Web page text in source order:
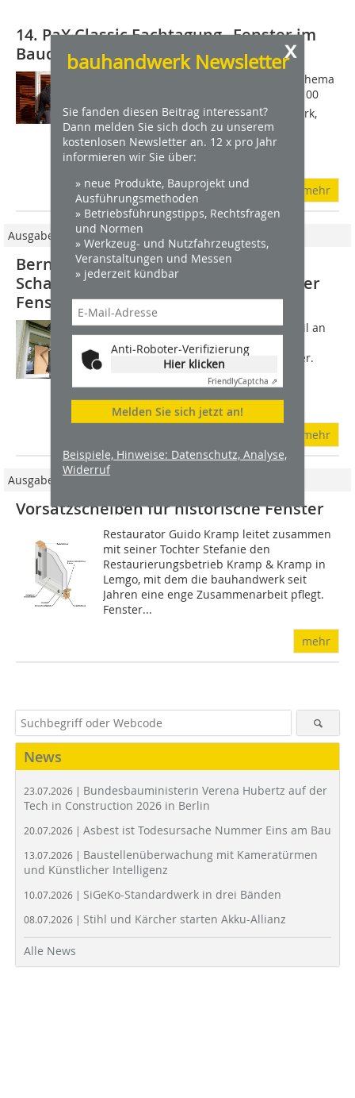
x
bauhandwerk Newsletter
Sie fanden diesen Beitrag interessant?
Dann melden Sie sich doch zu unserem
kostenlosen Newsletter an. 12 x pro Jahr
informieren wir Sie über:
» neue Produkte, Bauprojekt und
Ausführungsmethoden
» Betriebsführungstipps, Rechtsfragen
und Normen
» Werkzeug- und Nutzfahrzeugtests,
Veranstaltungen und Messen
» jederzeit kündbar
Anti-Roboter-Verifizierung
Hier klicken
FriendlyCaptcha ⇗
Melden Sie sich jetzt an!
Beispiele, Hinweise: Datenschutz, Analyse,
Widerruf
14. PaX Classic Fachtagung „Fenster im
Baudenkmal“ zeigt Einbruchsversuch
Zur 14. PaX-Classic-Fachtagung zum Thema
Fenster im Baudenkmal kamen über 100
Fachleute aus den Bereichen Handwerk,
Denkmalpflege und Architektur nach
Weimar. Sie informierten sich im
November...
mehr
Ausgabe 12/2023
Berner Fachhochschule untersucht
Schallschutz und Dichtheit historischer
Fenster
Kaum ein Bau- und Ausstattungsdetail an
Gebäuden muss komplexere
Anforderungen erfüllen als ein Fenster.
Diese entwickeln sich zudem derart
dynamisch, dass Fenster bereits nach
kurzer Zeit nicht...
mehr
Ausgabe 05/2021
Vorsatzscheiben für historische Fenster
Restaurator Guido Kramp leitet zusammen
mit seiner Tochter Stefanie den
Restaurierungsbetrieb Kramp & Kramp in
Lemgo, mit dem die bauhandwerk seit
Jahren eine enge Zusammenarbeit pflegt.
Fenster...
mehr
News
23.07.2026 | Bundesbauministerin Verena Hubertz auf der
Tech in Construction 2026 in Berlin
20.07.2026 | Asbest ist Todesursache Nummer Eins am Bau
13.07.2026 | Baustellenüberwachung mit Kameratürmen
und Künstlicher Intelligenz
10.07.2026 | SiGeKo-Standardwerk in drei Bänden
08.07.2026 | Stihl und Kärcher starten Akku-Allianz
Alle News